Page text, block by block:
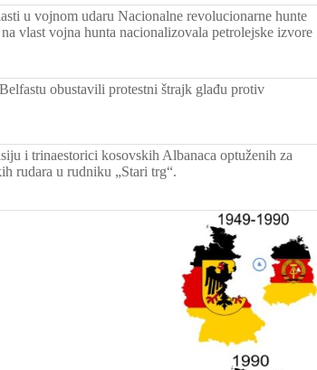
u vojnom udaru Nacionalne revolucionarne hunte
vlast vojna hunta nacionalizovala petrolejske izvore
obustavili protestni štrajk glađu protiv
i trinaestorici kosovskih Albanaca optuženih za
rudara u rudniku „Stari trg“.